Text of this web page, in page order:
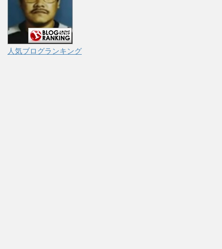
人気ブログランキング